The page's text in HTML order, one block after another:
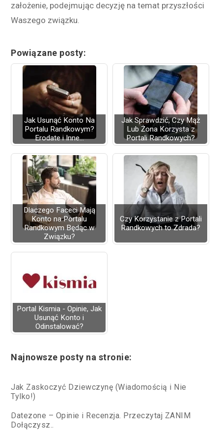
założenie, podejmując decyzję na temat przyszłości
Waszego związku.
Powiązane posty:
Jak Usunąć Konto Na
Portalu Randkowym?
Erodate i Inne...
Jak Sprawdzić, Czy Mąż
Lub Żona Korzysta z
Portali Randkowych?
Dlaczego Faceci Mają
Konto na Portalu
Randkowym Będąc w
Związku?
Czy Korzystanie z Portali
Randkowych to Zdrada?
Portal Kismia - Opinie, Jak
Usunąć Konto i
Odinstalować?
Najnowsze posty na stronie:
Jak Zaskoczyć Dziewczynę (Wiadomością i Nie
Tylko!)
Datezone – Opinie i Recenzja. Przeczytaj ZANIM
Dołączysz..